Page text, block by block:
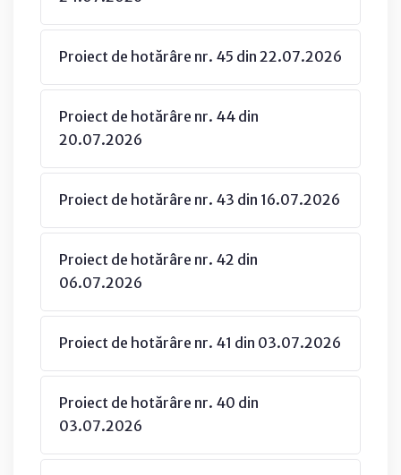
Proiect de hotărâre nr. 45 din 22.07.2026
Proiect de hotărâre nr. 44 din
20.07.2026
Proiect de hotărâre nr. 43 din 16.07.2026
Proiect de hotărâre nr. 42 din
06.07.2026
Proiect de hotărâre nr. 41 din 03.07.2026
Proiect de hotărâre nr. 40 din
03.07.2026